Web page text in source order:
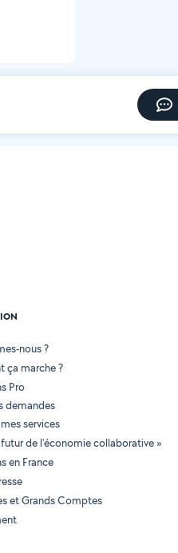
nous ?
ça marche ?
Pro
demandes
services
futur de l'économie collaborative »
en France
et Grands Comptes